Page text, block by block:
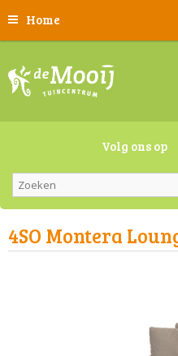
Home
Volg ons op
4SO Montera